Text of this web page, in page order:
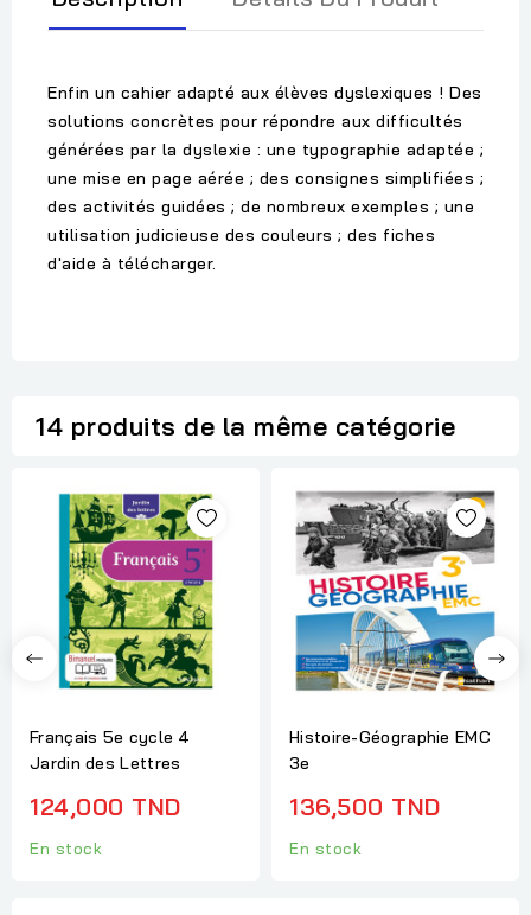
Enfin un cahier adapté aux élèves dyslexiques ! Des
solutions concrètes pour répondre aux difficultés
générées par la dyslexie : une typographie adaptée ;
une mise en page aérée ; des consignes simplifiées ;
des activités guidées ; de nombreux exemples ; une
utilisation judicieuse des couleurs ; des fiches
d'aide à télécharger.
14 produits de la même catégorie
Français 5e cycle 4
Jardin des Lettres
124,000 TND
En stock
Histoire-Géographie EMC
3e
136,500 TND
En stock